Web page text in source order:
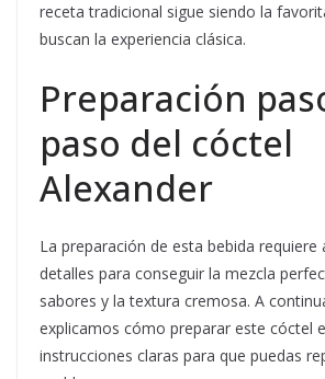
receta tradicional sigue siendo la
buscan la experiencia clásica.
Preparación
paso del cóctel
Alexander
La preparación de esta bebida requiere
detalles para conseguir la mezcla
sabores y la textura cremosa. A
explicamos cómo preparar este cóctel
instrucciones claras para que puedas